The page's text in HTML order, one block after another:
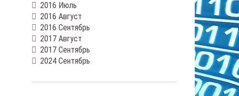
2016 Июль
2016 Август
2016 Сентябрь
2017 Август
2017 Сентябрь
2024 Сентябрь